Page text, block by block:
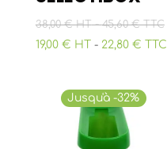
38,00 € HT-45,60 € TTC
19,00 € HT - 22,80 € TTC
Jusqu'à -32%